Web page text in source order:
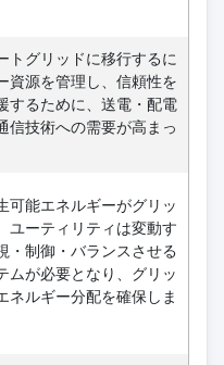
トグリッドに移行するに
資源を管理し、信頼性を
するために、送電・配電
信技術への需要が高まっ
可能エネルギーがグリッ
ユーティリティは変動す
・制御・バランスさせる
ムが必要となり、グリッ
ネルギー分配を確保しま